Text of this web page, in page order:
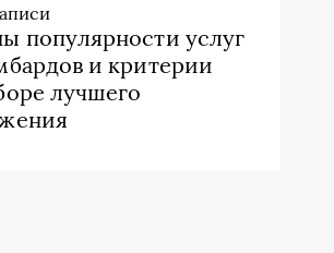
популярности услуг
и критерии
лучшего